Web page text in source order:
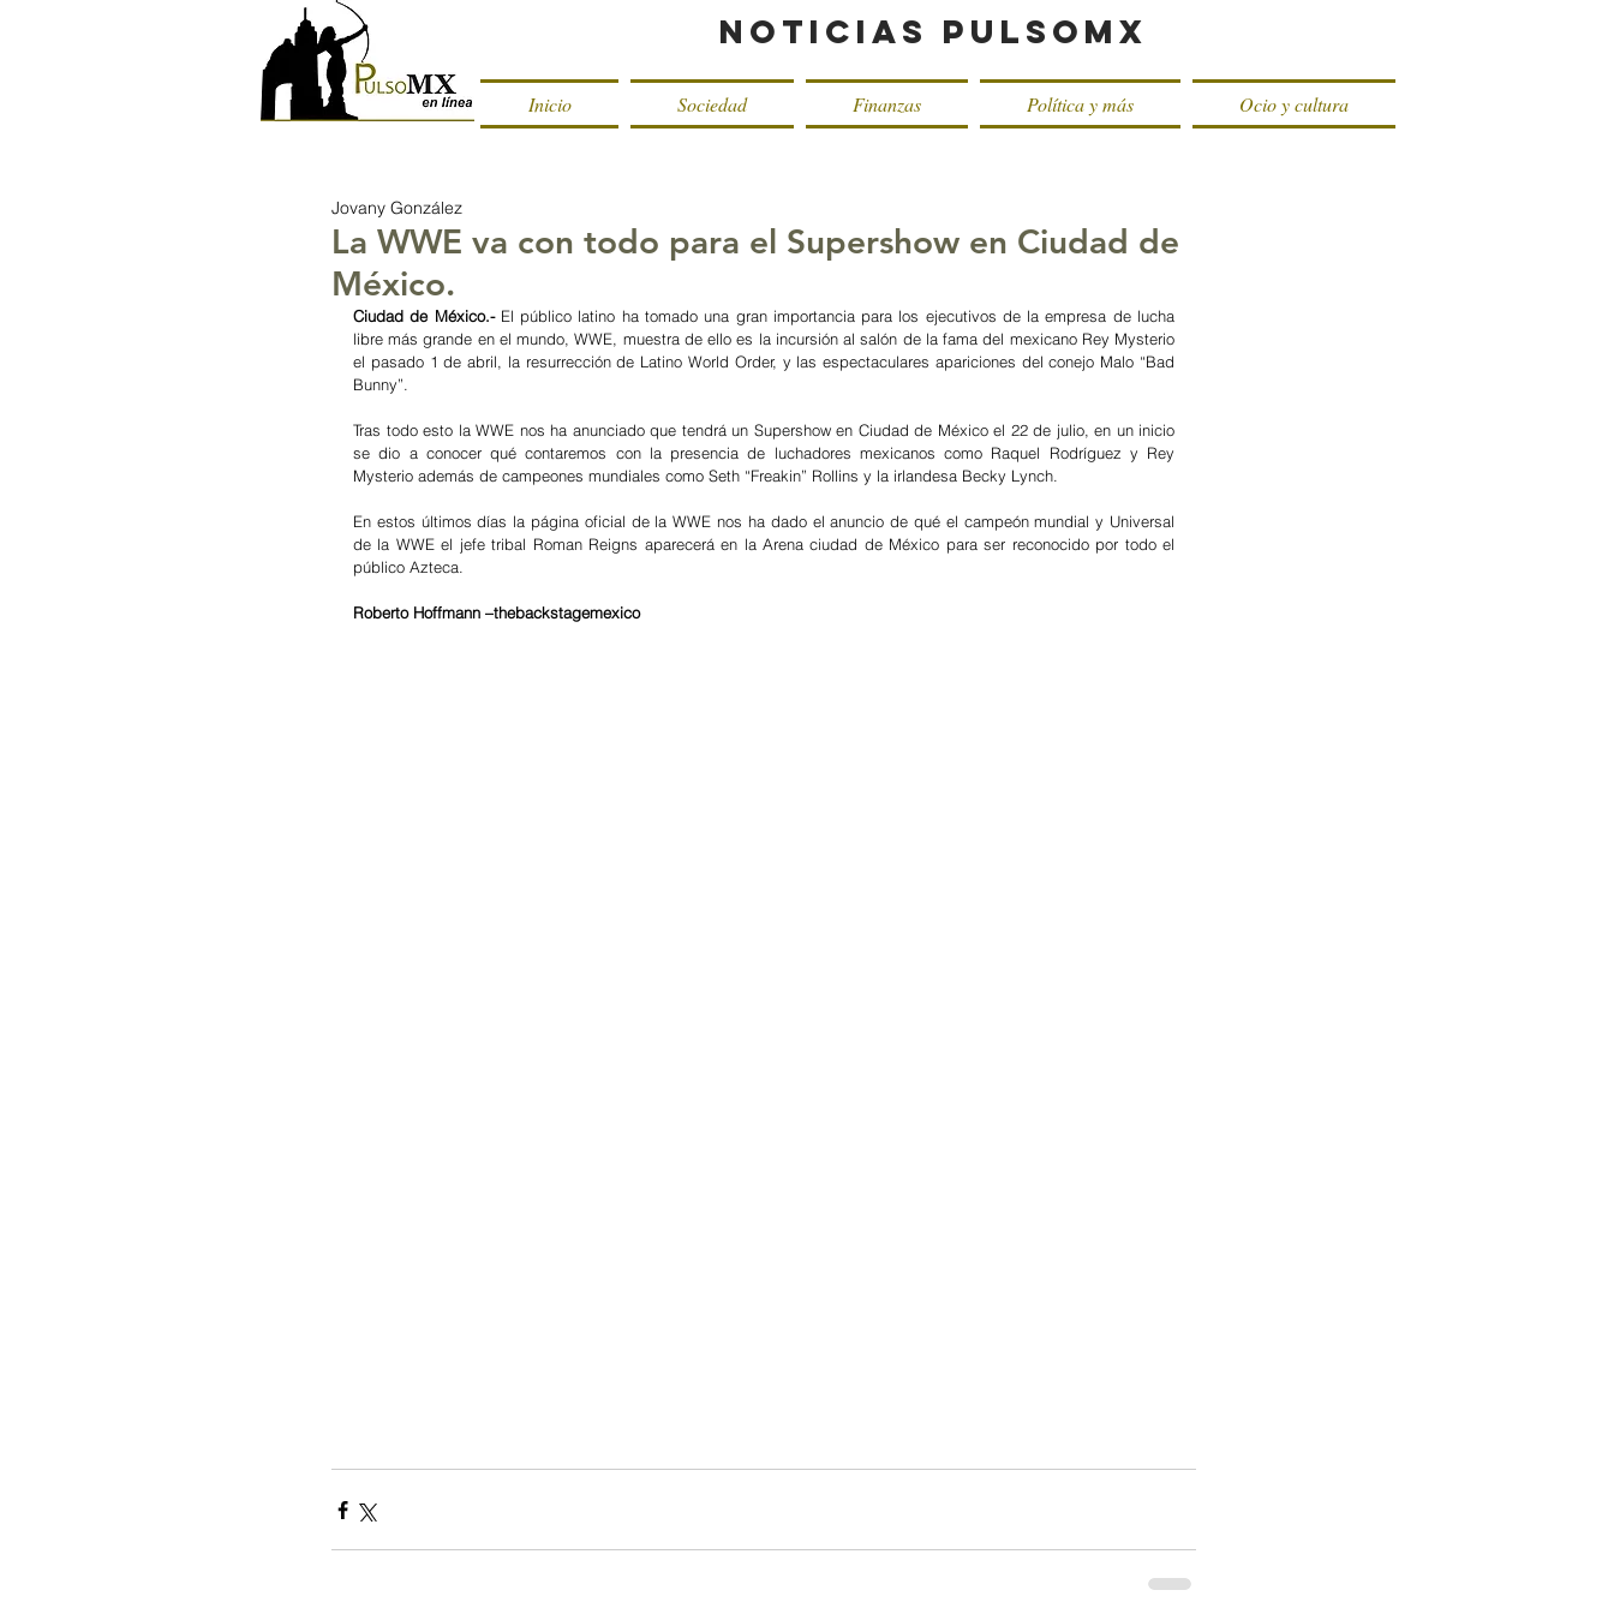
Noticias PulsoMX
Inicio Sociedad Finanzas Política y más Ocio y cultura
La WWE va con todo para el Supershow en Ciudad de
México.
Jovany González
Ciudad de México.- El público latino ha tomado una gran importancia para los ejecutivos de la empresa de lucha
libre más grande en el mundo, WWE, muestra de ello es la incursión al salón de la fama del mexicano Rey Mysterio
el pasado 1 de abril, la resurrección de Latino World Order, y las espectaculares apariciones del conejo Malo “Bad
Bunny”.
Tras todo esto la WWE nos ha anunciado que tendrá un Supershow en Ciudad de México el 22 de julio, en un inicio
se dio a conocer qué contaremos con la presencia de luchadores mexicanos como Raquel Rodríguez y Rey
Mysterio además de campeones mundiales como Seth “Freakin” Rollins y la irlandesa Becky Lynch.
En estos últimos días la página oficial de la WWE nos ha dado el anuncio de qué el campeón mundial y Universal
de la WWE el jefe tribal Roman Reigns aparecerá en la Arena ciudad de México para ser reconocido por todo el
público Azteca.
Roberto Hoffmann –thebackstagemexico